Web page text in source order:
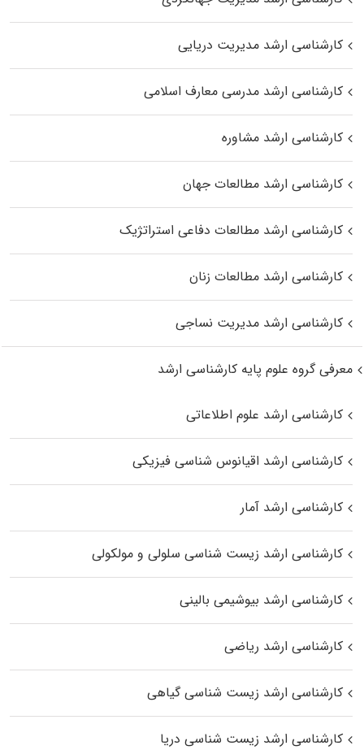
کارشناسی ارشد مدیریت دریایی
کارشناسی ارشد مدرسی معارف اسلامی
کارشناسی ارشد مشاوره
کارشناسی ارشد مطالعات جهان
کارشناسی ارشد مطالعات دفاعی استراتژیک
کارشناسی ارشد مطالعات زنان
کارشناسی ارشد مدیریت نساجی
معرفی گروه علوم پایه کارشناسی ارشد
کارشناسی ارشد علوم اطلاعاتی
کارشناسی ارشد اقیانوس‌ شناسی فیزیکی
کارشناسی ارشد آمار
کارشناسی ارشد زیست شناسی سلولی و مولکولی
کارشناسی ارشد بیوشیمی بالینی
کارشناسی ارشد ریاضی
کارشناسی ارشد زیست‌ شناسی گیاهی
کارشناسی ارشد زیست‌ شناسی دریا